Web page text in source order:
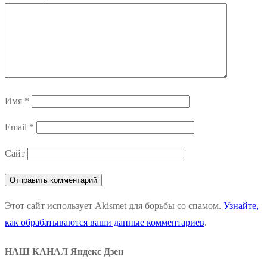
Имя *
Email *
Сайт
Этот сайт использует Akismet для борьбы со спамом. Узнайте,
как обрабатываются ваши данные комментариев.
НАШ КАНАЛ Яндекс Дзен